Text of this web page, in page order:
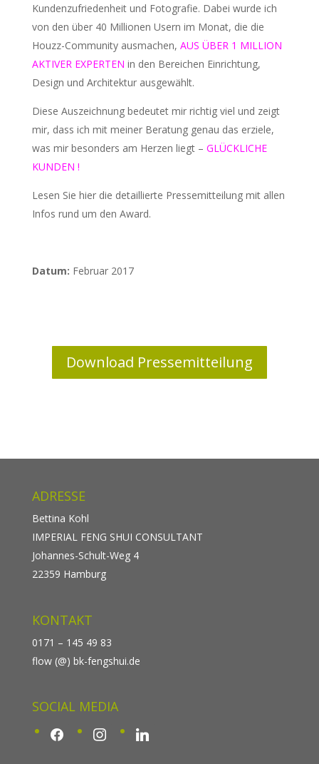
Kundenzufriedenheit und Fotografie. Dabei wurde ich
von den über 40 Millionen Usern im Monat, die die
Houzz-Community ausmachen, AUS ÜBER 1 MILLION
AKTIVER EXPERTEN in den Bereichen Einrichtung,
Design und Architektur ausgewählt.
Diese Auszeichnung bedeutet mir richtig viel und zeigt
mir, dass ich mit meiner Beratung genau das erziele,
was mir besonders am Herzen liegt – GLÜCKLICHE
KUNDEN !
Lesen Sie hier die detaillierte Pressemitteilung mit allen
Infos rund um den Award.
Datum: Februar 2017
Download Pressemitteilung
ADRESSE
Bettina Kohl
IMPERIAL FENG SHUI CONSULTANT
Johannes-Schult-Weg 4
22359 Hamburg
KONTAKT
0171 – 145 49 83
flow (@) bk-fengshui.de
SOCIAL MEDIA
facebook instagram linkedin